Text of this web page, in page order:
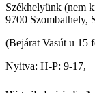
Székhelyünk (nem
9700 Szombathely,
(Bejárat Vasút u 15
Nyitva: H-P: 9-17,